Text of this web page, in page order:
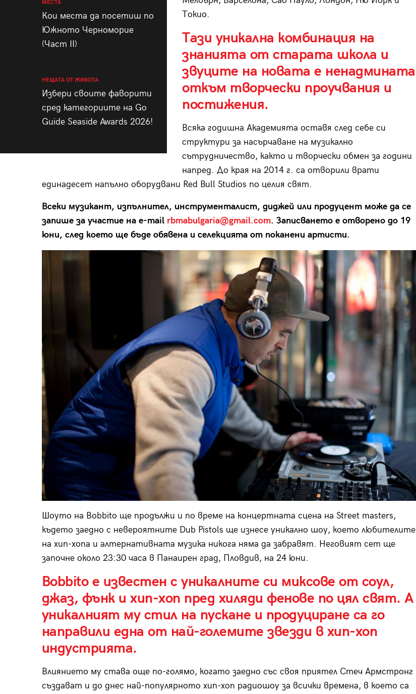
МЕСТА
Кои места да посетиш по
Южното Черноморие
(Част II)
НЕЩАТА ОТ ЖИВОТА
Избери своите фаворити
сред категориите на Go
Guide Seaside Awards 2026!
Токио.
Тази уникална комбинация на
знанията от старата школа и
звуците на новата е ненадмината
откъм творчески проучвания и
постижения.
Всяка годишна Академията оставя след себе си
структури за насърчаване на музикално
сътрудничество, както и творчески обмен за години
напред. До края на 2014 г. са отворили врати
единадесет напълно оборудвани Red Bull Studios по целия свят.
Всеки музикант, изпълнител, инструменталист, диджей или продуцент може да се
запише за участие на e-mail rbmabulgaria@gmail.com. Записването е отворено до 19
юни, след което ще бъде обявена и селекцията от поканени артисти.
Шоуто на Bobbito ще продължи и по време на концертната сцена на Street masters,
където заедно с невероятните Dub Pistols ще изнесе уникално шоу, което любителите
на хип-хопа и алтернативната музика никога няма да забравят. Неговият сет ще
започне около 23:30 часа в Панаирен град, Пловдив, на 24 юни.
Bobbito е известен с уникалните си миксове от соул,
джаз, фънк и хип-хоп пред хиляди фенове по цял свят. А
уникалният му стил на пускане и продуциране са го
направили една от най-големите звезди в хип-хоп
индустрията.
Влиянието му става още по-голямо, когато заедно със своя приятел Стеч Армстронг
създават и до днес най-популярното хип-хоп радиошоу за всички времена, в което са